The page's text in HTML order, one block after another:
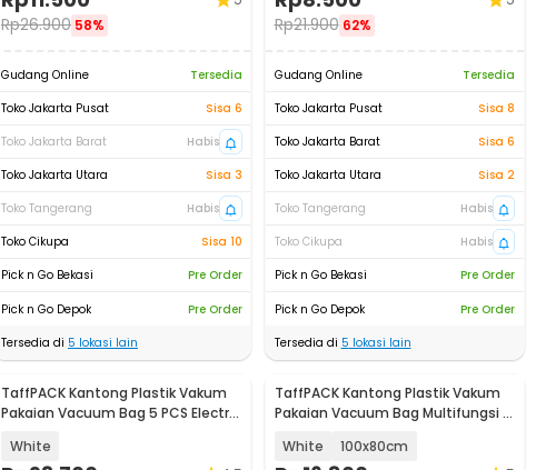
Rp26.900 58%
Gudang Online
Tersedia
Toko Jakarta Pusat
Sisa 6
Toko Jakarta Barat
Habis
Toko Jakarta Utara
Sisa 3
Toko Tangerang
Habis
Toko Cikupa
Sisa 10
Pick n Go Bekasi
Pre Order
Pick n Go Depok
Pre Order
Tersedia di 5 lokasi lain
Rp21.900 62%
Gudang Online
Tersedia
Toko Jakarta Pusat
Sisa 8
Toko Jakarta Barat
Sisa 6
Toko Jakarta Utara
Sisa 2
Toko Tangerang
Habis
Toko Cikupa
Habis
Pick n Go Bekasi
Pre Order
Pick n Go Depok
Pre Order
Tersedia di 5 lokasi lain
TaffPACK Kantong Plastik Vakum
Pakaian Vacuum Bag 5 PCS Electric
White
TaffPACK Kantong Plastik Vakum
Pakaian Vacuum Bag Multifungsi 1
White 100x80cm